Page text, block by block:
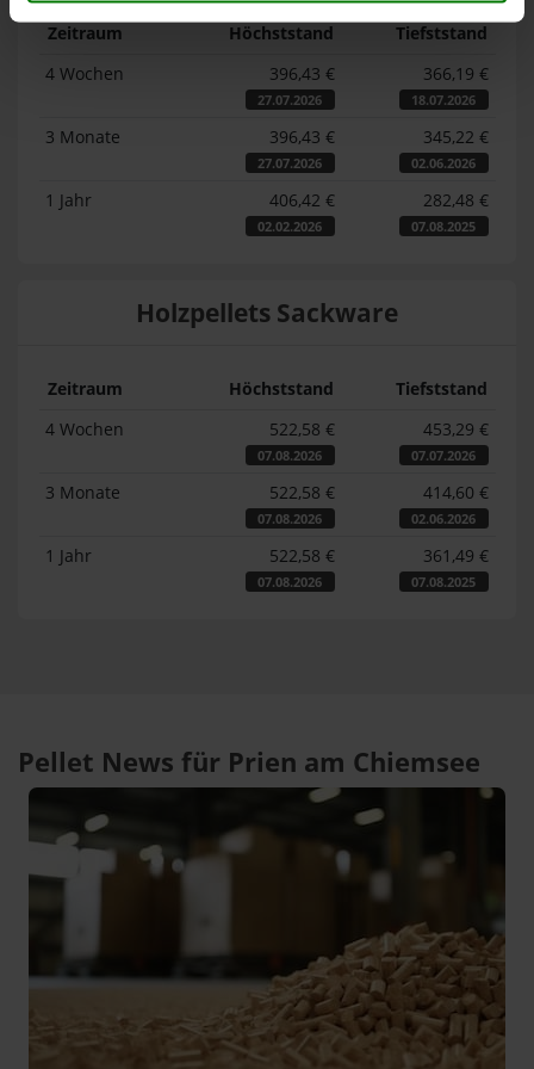
Zeitraum Höchststand
Tiefststand
4 Wochen
396,43 €
27.07.2026
366,19 €
18.07.2026
3 Monate 396,43 €
27.07.2026
345,22 €
02.06.2026
1 Jahr 406,42 €
02.02.2026
282,48 €
07.08.2025
Holzpellets Sackware
Zeitraum Höchststand
Tiefststand
4 Wochen
522,58 €
07.08.2026
453,29 €
07.07.2026
3 Monate 522,58 €
07.08.2026
414,60 €
02.06.2026
1 Jahr 522,58 €
07.08.2026
361,49 €
07.08.2025
Pellet News für Prien am Chiemsee